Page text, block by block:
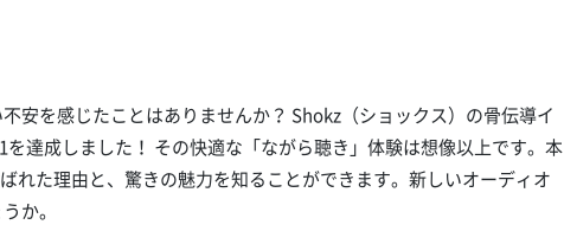
安を感じたことはありませんか？ Shokz（ショックス）の骨伝導イ
達成しました！ その快適な「ながら聴き」体験は想像以上です。本
れた理由と、驚きの魅力を知ることができます。新しいオーディオ
か。